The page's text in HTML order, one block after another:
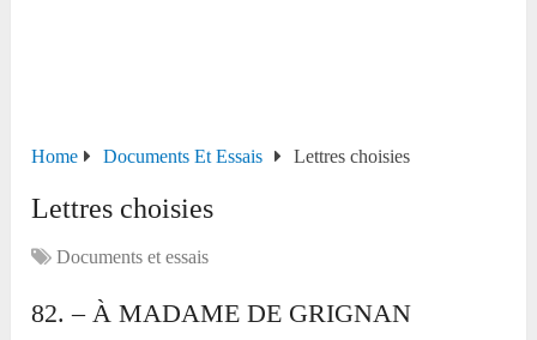
Home Documents Et Essais Lettres choisies
Lettres choisies
Documents et essais
82. – À MADAME DE GRIGNAN